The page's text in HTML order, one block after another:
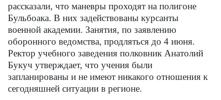
рассказали, что маневры проходят на полигоне
Бульбоака. В них задействованы курсанты
военной академии. Занятия, по заявлению
оборонного ведомства, продляться до 4 июня.
Ректор учебного заведения полковник Анатолий
Букуч утверждает, что учения были
запланированы и не имеют никакого отношения к
сегодняшней ситуации в регионе.